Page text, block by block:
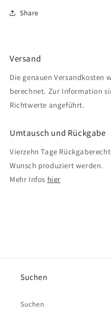
Share
Versand
Die genauen Versandkosten
berechnet. Zur Information
Richtwerte angeführt.
Umtausch und Rückgabe
Vierzehn Tage
Wunsch produziert werden.
Mehr Infos hier
Suchen
Suchen